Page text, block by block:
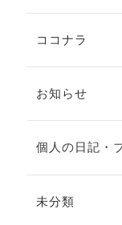
ココナラ
お知らせ
個人の日記・
未分類